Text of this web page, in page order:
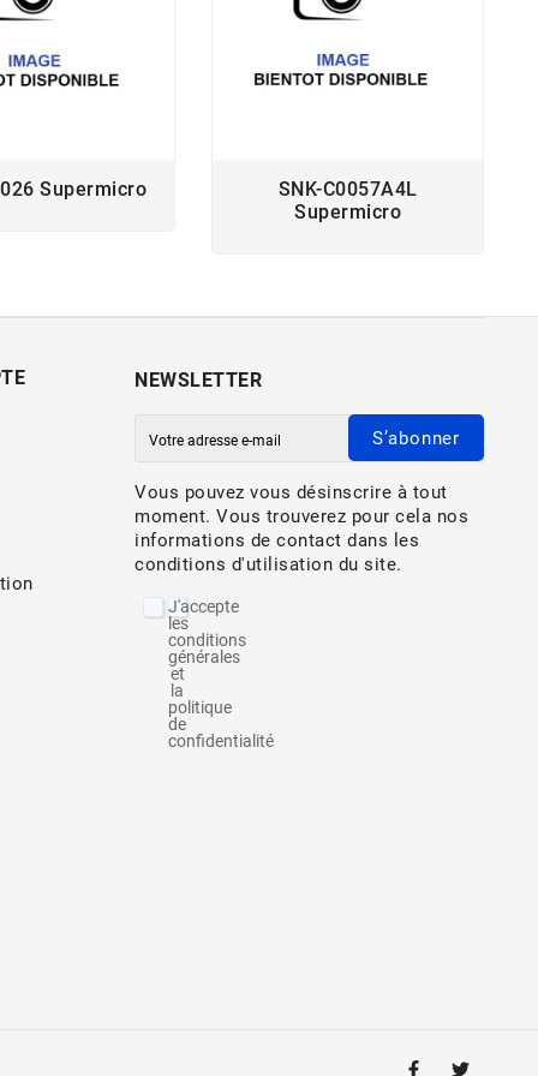
Supermicro
SNK-C0057A4L
Supermicro
NEWSLETTER
S’abonner
Vous pouvez vous désinscrire à tout
moment. Vous trouverez pour cela nos
informations de contact dans les
conditions d'utilisation du site.
J'accepte
les
conditions
générales
et
la
politique
de
confidentialité